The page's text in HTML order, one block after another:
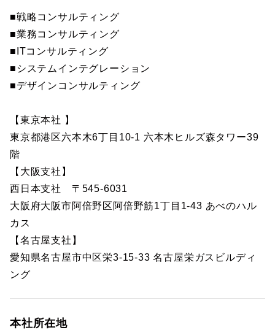
■戦略コンサルティング
■業務コンサルティング
■ITコンサルティング
■システムインテグレーション
■デザインコンサルティング
【東京本社 】
東京都港区六本木6丁目10-1 六本木ヒルズ森タワー39
階
【大阪支社】
西日本支社 〒545-6031
大阪府大阪市阿倍野区阿倍野筋1丁目1-43 あべのハル
カス
【名古屋支社】
愛知県名古屋市中区栄3-15-33 名古屋栄ガスビルディ
ング
本社所在地